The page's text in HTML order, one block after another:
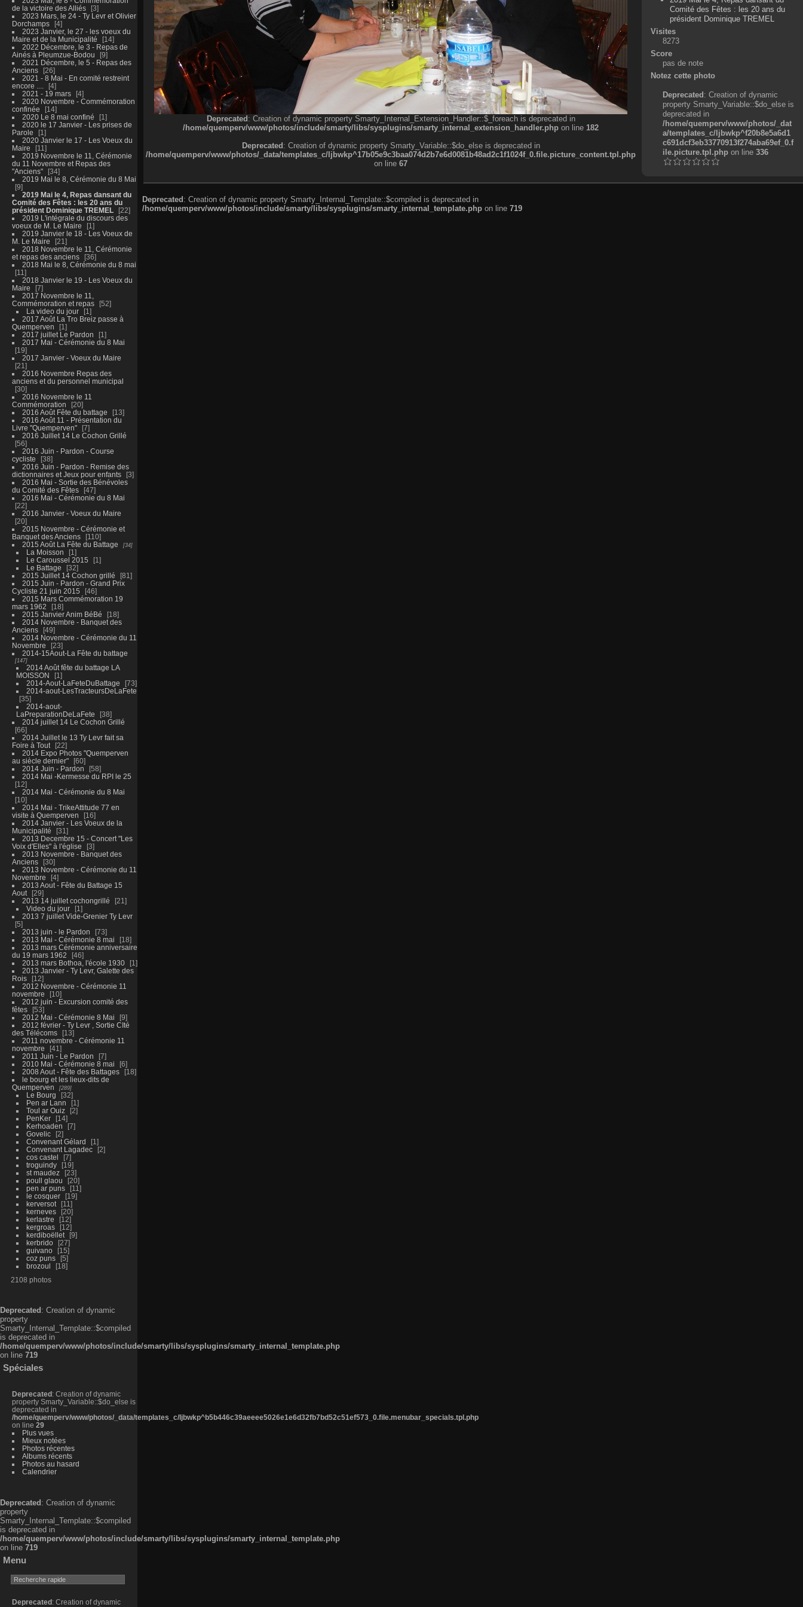
de la victoire des Alliés
3
2023 Mars, le 24 - Ty Levr et Olivier
Dorchamps
4
2023 Janvier, le 27 - les voeux du
Maire et de la Municipalité
14
2022 Décembre, le 3 - Repas de
Ainés à Pleumzue-Bodou
9
2021 Décembre, le 5 - Repas des
Anciens
26
2021 - 8 Mai - En comité restreint
encore ....
4
2021 - 19 mars
4
2020 Novembre - Commémoration
confinée
14
2020 Le 8 mai confiné
1
2020 le 17 Janvier - Les prises de
Parole
1
2020 Janvier le 17 - Les Voeux du
Maire
11
2019 Novembre le 11, Cérémonie
du 11 Novembre et Repas des
"Anciens"
34
2019 Mai le 8, Cérémonie du 8 Mai
9
2019 Mai le 4, Repas dansant du
Comité des Fêtes : les 20 ans du
président Dominique TREMEL
22
2019 L'intégrale du discours des
voeux de M. Le Maire
1
2019 Janvier le 18 - Les Voeux de
M. Le Maire
21
2018 Novembre le 11, Cérémonie
et repas des anciens
36
2018 Mai le 8, Cérémonie du 8 mai
11
2018 Janvier le 19 - Les Voeux du
Maire
7
2017 Novembre le 11,
Commémoration et repas
52
La video du jour
1
2017 Août La Tro Breiz passe à
Quemperven
1
2017 juillet Le Pardon
1
2017 Mai - Cérémonie du 8 Mai
19
2017 Janvier - Voeux du Maire
21
2016 Novembre Repas des
anciens et du personnel municipal
30
2016 Novembre le 11
Commémoration
20
2016 Août Fête du battage
13
2016 Août 11 - Présentation du
Livre "Quemperven"
7
2016 Juillet 14 Le Cochon Grillé
56
2016 Juin - Pardon - Course
cycliste
38
2016 Juin - Pardon - Remise des
dictionnaires et Jeux pour enfants
3
2016 Mai - Sortie des Bénévoles
du Comité des Fêtes
47
2016 Mai - Cérémonie du 8 Mai
22
2016 Janvier - Voeux du Maire
20
2015 Novembre - Cérémonie et
Banquet des Anciens
110
2015 Août La Fête du Battage
34
La Moisson
1
Le Caroussel 2015
1
Le Battage
32
2015 Juillet 14 Cochon grillé
81
2015 Juin - Pardon - Grand Prix
Cycliste 21 juin 2015
46
2015 Mars Commémoration 19
mars 1962
18
2015 Janvier Anim BéBé
18
2014 Novembre - Banquet des
Anciens
49
2014 Novembre - Cérémonie du 11
Novembre
23
2014-15Aout-La Fête du battage
147
2014 Août fête du battage LA
MOISSON
1
2014-Aout-LaFeteDuBattage
73
2014-aout-LesTracteursDeLaFete
35
2014-aout-
LaPreparationDeLaFete
38
2014 juillet 14 Le Cochon Grillé
66
2014 Juillet le 13 Ty Levr fait sa
Foire à Tout
22
2014 Expo Photos "Quemperven
au siècle dernier"
60
2014 Juin - Pardon
58
2014 Mai -Kermesse du RPI le 25
12
2014 Mai - Cérémonie du 8 Mai
10
2014 Mai - TrikeAttitude 77 en
visite à Quemperven
16
2014 Janvier - Les Voeux de la
Municipalité
31
2013 Decembre 15 - Concert "Les
Voix d'Elles" à l'église
3
2013 Novembre - Banquet des
Anciens
30
2013 Novembre - Cérémonie du 11
Novembre
4
2013 Aout - Fête du Battage 15
Aout
29
2013 14 juillet cochongrillé
21
Video du jour
1
2013 7 juillet Vide-Grenier Ty Levr
5
2013 juin - le Pardon
73
2013 Mai - Cérémonie 8 mai
18
2013 mars Cérémonie anniversaire
du 19 mars 1962
46
2013 mars Bothoa, l'école 1930
1
2013 Janvier - Ty Levr, Galette des
Rois
12
2012 Novembre - Cérémonie 11
novembre
10
2012 juin - Excursion comité des
fêtes
53
2012 Mai - Cérémonie 8 Mai
9
2012 février - Ty Levr , Sortie CIté
des Télécoms
13
2011 novembre - Cérémonie 11
novembre
41
2011 Juin - Le Pardon
7
2010 Mai - Cérémonie 8 mai
6
2008 Aout - Fête des Battages
18
le bourg et les lieux-dits de
Quemperven
289
Le Bourg
32
Pen ar Lann
1
Toul ar Ouiz
2
PenKer
14
Kerhoaden
7
Govelic
2
Convenant Gélard
1
Convenant Lagadec
2
cos castel
7
troguindy
19
st maudez
23
poull glaou
20
pen ar puns
11
le cosquer
19
kerversot
11
kerneves
20
kerlastre
12
kergroas
12
kerdiboëllet
9
kerbrido
27
guivano
15
coz puns
5
brozoul
18
2108 photos
Deprecated : Creation of dynamic
property
Smarty_Internal_Template::$compiled
is deprecated in
/home/quemperv/www/photos/include/smarty/libs/sysplugins/smarty_internal_template.php
on line 719
Spéciales
Deprecated : Creation of dynamic
property Smarty_Variable::$do_else is
deprecated in
/home/quemperv/www/photos/_data/templates_c/ljbwkp^b5b446c39aeeee5026e1e6d32fb7bd52c51ef573_0.file.menubar_specials.tpl.php
on line 29
Plus vues
Mieux notées
Photos récentes
Albums récents
Photos au hasard
Calendrier
Deprecated : Creation of dynamic
property
Smarty_Internal_Template::$compiled
is deprecated in
/home/quemperv/www/photos/include/smarty/libs/sysplugins/smarty_internal_template.php
on line 719
Menu
Deprecated : Creation of dynamic
Deprecated: Creation of dynamic property Smarty_Internal_Extension_Handler::$_foreach is deprecated in
/home/quemperv/www/photos/include/smarty/libs/sysplugins/smarty_internal_extension_handler.php on line 182
Deprecated: Creation of dynamic property Smarty_Variable::$do_else is deprecated in
/home/quemperv/www/photos/_data/templates_c/ljbwkp^17b05e9c3baa074d2b7e6d0081b48ad2c1f1024f_0.file.picture_content.tpl.php
on line 67
Comité des Fêtes : les 20 ans du
président Dominique TREMEL
Visites
8273
Score
pas de note
Notez cette photo
Deprecated: Creation of dynamic
property Smarty_Variable::$do_else is
deprecated in
/home/quemperv/www/photos/_dat
a/templates_c/ljbwkp^f20b8e5a6d1
c691dcf3eb33770913f274aba69ef_0.f
ile.picture.tpl.phpon line 336
Deprecated: Creation of dynamic property Smarty_Internal_Template::$compiled is deprecated in
/home/quemperv/www/photos/include/smarty/libs/sysplugins/smarty_internal_template.php on line 719